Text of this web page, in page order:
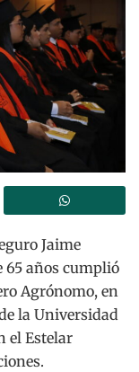
Jaime
65 años cumplió
Agrónomo, en
la Universidad
el Estelar